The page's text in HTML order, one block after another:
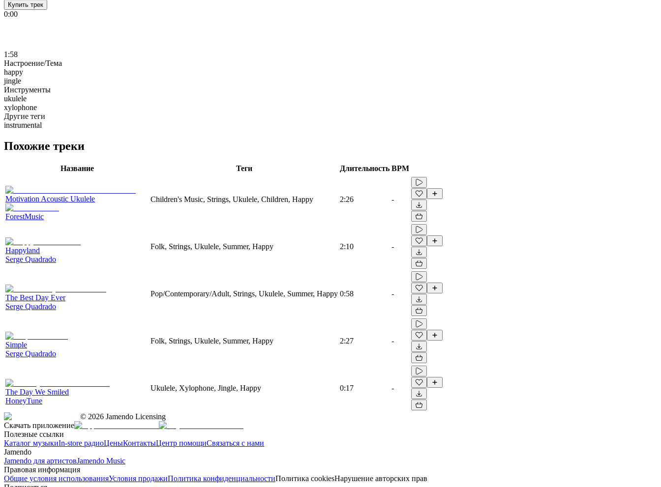
Купить трек
0:00
1:58
Настроение/Тема
happy
jingle
Инструменты
ukulele
xylophone
Другие теги
instrumental
Похожие треки
Название Теги Длительность BPM
Motivation Acoustic Ukulele
ForestMusic
Children's Music, Strings, Ukulele, Children, Happy 2:26 -
Happyland
Serge Quadrado
Folk, Strings, Ukulele, Summer, Happy 2:10 -
The Best Day Ever
Serge Quadrado
Pop/Contemporary/Adult, Strings, Ukulele, Summer, Happy 0:58 -
Simple
Serge Quadrado
Folk, Strings, Ukulele, Summer, Happy 2:27 -
The Day We Smiled
HoneyTune
Ukulele, Xylophone, Jingle, Happy 0:17 -
© 2026 Jamendo Licensing
Скачать приложение
Полезные ссылки
Каталог музыкиIn-store радиоЦеныКонтактыЦентр помощиСвязаться с нами
Jamendo
Jamendo для артистовJamendo Music
Правовая информация
Общие условия использованияУсловия продажиПолитика конфиденциальностиПолитика cookiesНарушение авторских прав